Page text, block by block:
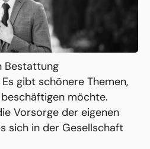
Bestattung
gibt schönere Themen,
möchte.
Vorsorge der eigenen
sich in der Gesellschaft